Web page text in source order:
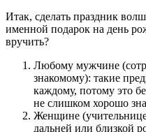
Итак, сделать праздник
именной подарок на день
вручить?
Любому мужчине
знакомому): такие
каждому, потому это
не слишком хорошо
Женщине
дальней или близкой